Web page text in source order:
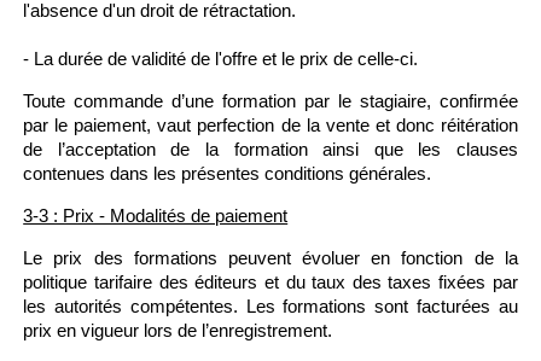
l'absence d'un droit de rétractation.
- La durée de validité de l'offre et le prix de celle-ci.
Toute commande d’une formation par le stagiaire, confirmée
par le paiement, vaut perfection de la vente et donc réitération
de l’acceptation de la formation ainsi que les clauses
contenues dans les présentes conditions générales.
3-3 : Prix - Modalités de paiement
Le prix des formations peuvent évoluer en fonction de la
politique tarifaire des éditeurs et du taux des taxes fixées par
les autorités compétentes. Les formations sont facturées au
prix en vigueur lors de l’enregistrement.